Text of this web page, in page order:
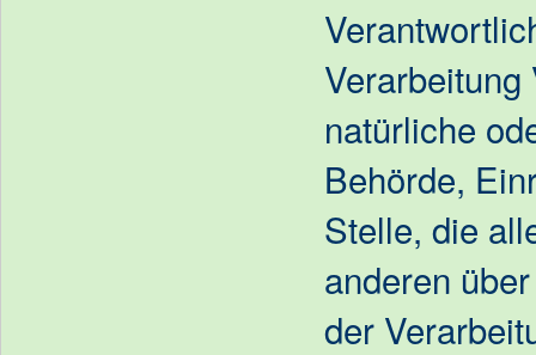
natürliche
Behörde,
Stelle, die
anderen
der